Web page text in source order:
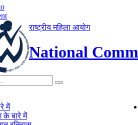
राष्ट्रीय महिला आयोग
National
search
में
के बारे में